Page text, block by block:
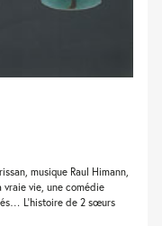
musique Raul Himann,
vraie vie, une comédie
L’histoire de 2 sœurs